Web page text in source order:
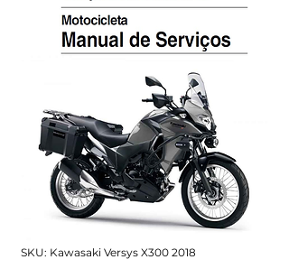
SKU: Kawasaki Versys X300 2018